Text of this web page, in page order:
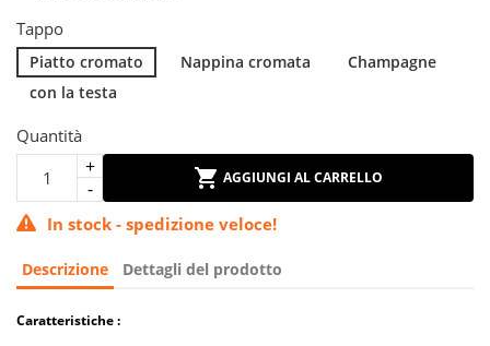
Tappo
Piatto cromato Nappina cromata
Champagne
con la testa
Quantità
AGGIUNGI AL CARRELLO
In stock - spedizione veloce!
Descrizione Dettagli del prodotto
Caratteristiche :